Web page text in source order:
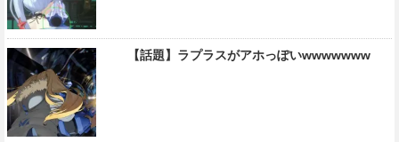
【話題】ラプラスがアホっぽいwwwwwww